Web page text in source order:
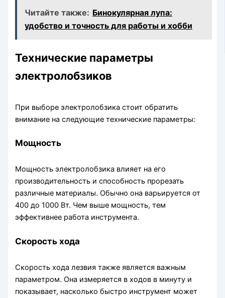
Читайте также: Бинокулярная лупа:
удобство и точность для работы и хобби
Технические параметры
электролобзиков
При выборе электролобзика стоит обратить
внимание на следующие технические параметры:
Мощность
Мощность электролобзика влияет на его
производительность и способность прорезать
различные материалы. Обычно она варьируется от
400 до 1000 Вт. Чем выше мощность, тем
эффективнее работа инструмента.
Скорость хода
Скорость хода лезвия также является важным
параметром. Она измеряется в ходов в минуту и
показывает, насколько быстро инструмент может